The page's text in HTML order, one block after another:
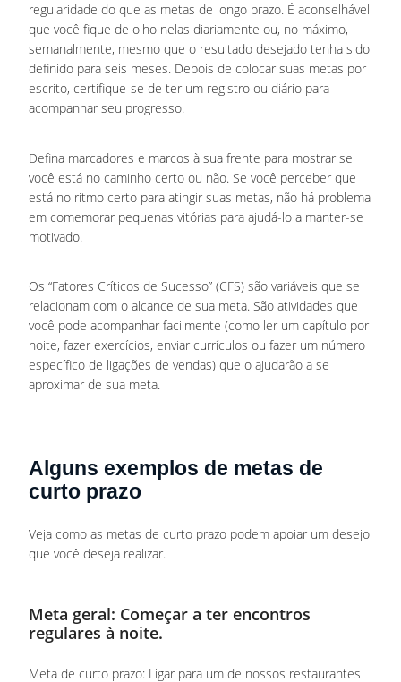
regularidade do que as metas de longo prazo. É aconselhável
que você fique de olho nelas diariamente ou, no máximo,
semanalmente, mesmo que o resultado desejado tenha sido
definido para seis meses. Depois de colocar suas metas por
escrito, certifique-se de ter um registro ou diário para
acompanhar seu progresso.
Defina marcadores e marcos à sua frente para mostrar se
você está no caminho certo ou não. Se você perceber que
está no ritmo certo para atingir suas metas, não há problema
em comemorar pequenas vitórias para ajudá-lo a manter-se
motivado.
Os “Fatores Críticos de Sucesso” (CFS) são variáveis que se
relacionam com o alcance de sua meta. São atividades que
você pode acompanhar facilmente (como ler um capítulo por
noite, fazer exercícios, enviar currículos ou fazer um número
específico de ligações de vendas) que o ajudarão a se
aproximar de sua meta.
Alguns exemplos de metas de
curto prazo
Veja como as metas de curto prazo podem apoiar um desejo
que você deseja realizar.
Meta geral: Começar a ter encontros
regulares à noite.
Meta de curto prazo: Ligar para um de nossos restaurantes